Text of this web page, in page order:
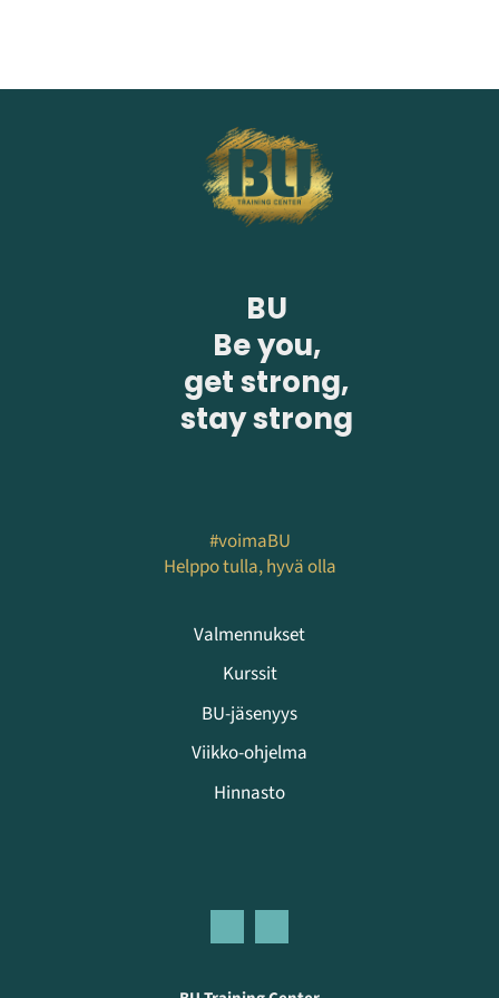
BU
Be you,
get strong,
stay strong
#voimaBU
Helppo tulla, hyvä olla
Valmennukset
Kurssit
BU-jäsenyys
Viikko-ohjelma
Hinnasto